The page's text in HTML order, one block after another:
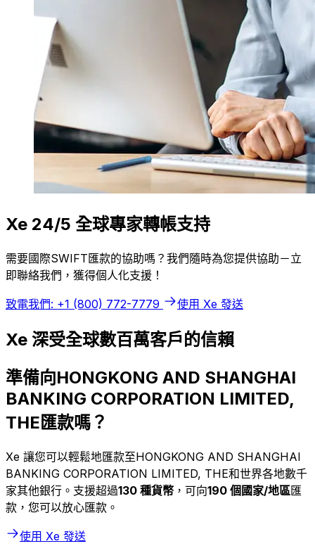
Xe 24/5 全球專家轉帳支持
需要國際SWIFT匯款的協助嗎？我們隨時為您提供協助－立
即聯絡我們，獲得個人化支援！
致電我們: +1 (800) 772-7779 使用 Xe 發送
Xe 深受全球數百萬客戶的信賴
準備向HONGKONG AND SHANGHAI
BANKING CORPORATION LIMITED,
THE匯款嗎？
Xe 讓您可以輕鬆地匯款至HONGKONG AND SHANGHAI
BANKING CORPORATION LIMITED, THE和世界各地數千
家其他銀行。支援超過130 種貨幣 ，可向190 個國家/地區匯
款，您可以放心匯款。
使用 Xe 發送